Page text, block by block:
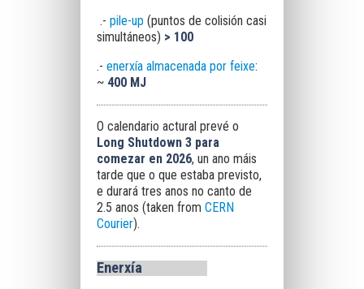
.- pile-up (puntos de colisión casi
simultáneos) > 100
.- enerxía almacenada por feixe:
~ 400 MJ
O calendario actural prevé o
Long Shutdown 3 para
comezar en 2026, un ano máis
tarde que o que estaba previsto,
e durará tres anos no canto de
2.5 anos (taken from CERN
Courier).
Enerxía